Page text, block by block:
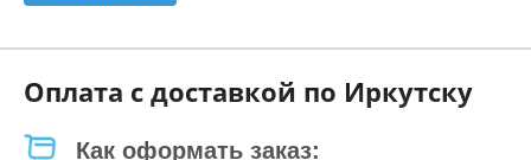
Оплата с доставкой по Иркутску
Как оформать заказ: